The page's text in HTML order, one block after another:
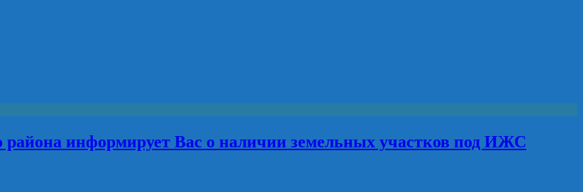
района информирует Вас о наличии земельных участков под ИЖС